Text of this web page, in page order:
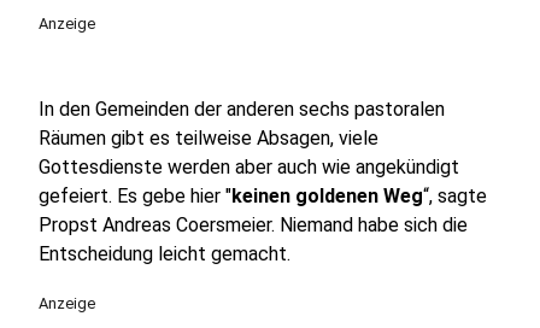
Anzeige
In den Gemeinden der anderen sechs pastoralen
Räumen gibt es teilweise Absagen, viele
Gottesdienste werden aber auch wie angekündigt
gefeiert. Es gebe hier "keinen goldenen Weg“, sagte
Propst Andreas Coersmeier. Niemand habe sich die
Entscheidung leicht gemacht.
Anzeige